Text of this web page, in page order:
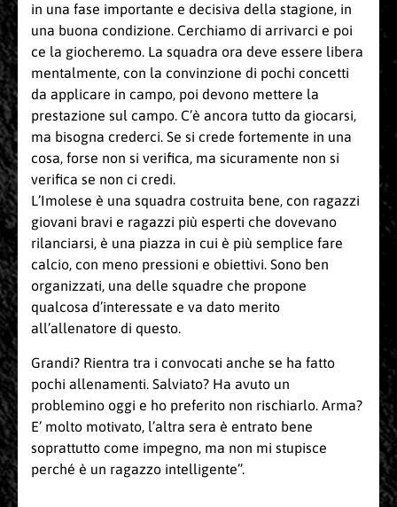
in una fase importante e decisiva della stagione, in
una buona condizione. Cerchiamo di arrivarci e poi
ce la giocheremo. La squadra ora deve essere libera
mentalmente, con la convinzione di pochi concetti
da applicare in campo, poi devono mettere la
prestazione sul campo. C’è ancora tutto da giocarsi,
ma bisogna crederci. Se si crede fortemente in una
cosa, forse non si verifica, ma sicuramente non si
verifica se non ci credi.
L’Imolese è una squadra costruita bene, con ragazzi
giovani bravi e ragazzi più esperti che dovevano
rilanciarsi, è una piazza in cui è più semplice fare
calcio, con meno pressioni e obiettivi. Sono ben
organizzati, una delle squadre che propone
qualcosa d’interessate e va dato merito
all’allenatore di questo.
Grandi? Rientra tra i convocati anche se ha fatto
pochi allenamenti. Salviato? Ha avuto un
problemino oggi e ho preferito non rischiarlo. Arma?
E’ molto motivato, l’altra sera è entrato bene
soprattutto come impegno, ma non mi stupisce
perché è un ragazzo intelligente”.